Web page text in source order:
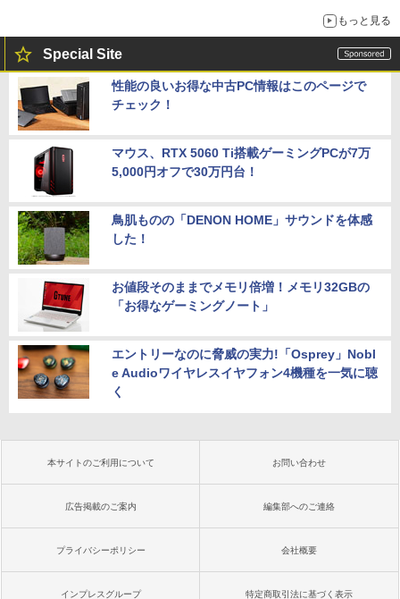
もっと見る
Special Site
性能の良いお得な中古PC情報はこのページで
チェック！
マウス、RTX 5060 Ti搭載ゲーミングPCが7万
5,000円オフで30万円台！
鳥肌ものの「DENON HOME」サウンドを体感
した！
お値段そのままでメモリ倍増！メモリ32GBの
「お得なゲーミングノート」
エントリーなのに脅威の実力!「Osprey」Nobl
e Audioワイヤレスイヤフォン4機種を一気に聴
く
本サイトのご利用について お問い合わせ
広告掲載のご案内 編集部へのご連絡
プライバシーポリシー 会社概要
インプレスグループ 特定商取引法に基づく表示